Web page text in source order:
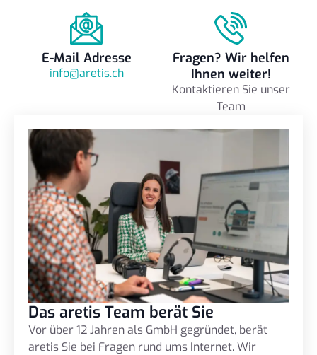
E-Mail Adresse
info@aretis.ch
Fragen? Wir helfen
Ihnen weiter!
Kontaktieren Sie unser
Team
Das aretis Team berät Sie
Vor über 12 Jahren als GmbH gegründet, berät
aretis Sie bei Fragen rund ums Internet. Wir